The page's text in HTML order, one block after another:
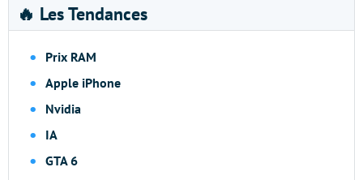
🔥 Les Tendances
Prix RAM
Apple iPhone
Nvidia
IA
GTA 6